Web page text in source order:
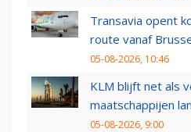
Transavia opent
route vanaf
05-08-2026, 10:46
KLM blijft net als
maatschappijen
05-08-2026, 9:00